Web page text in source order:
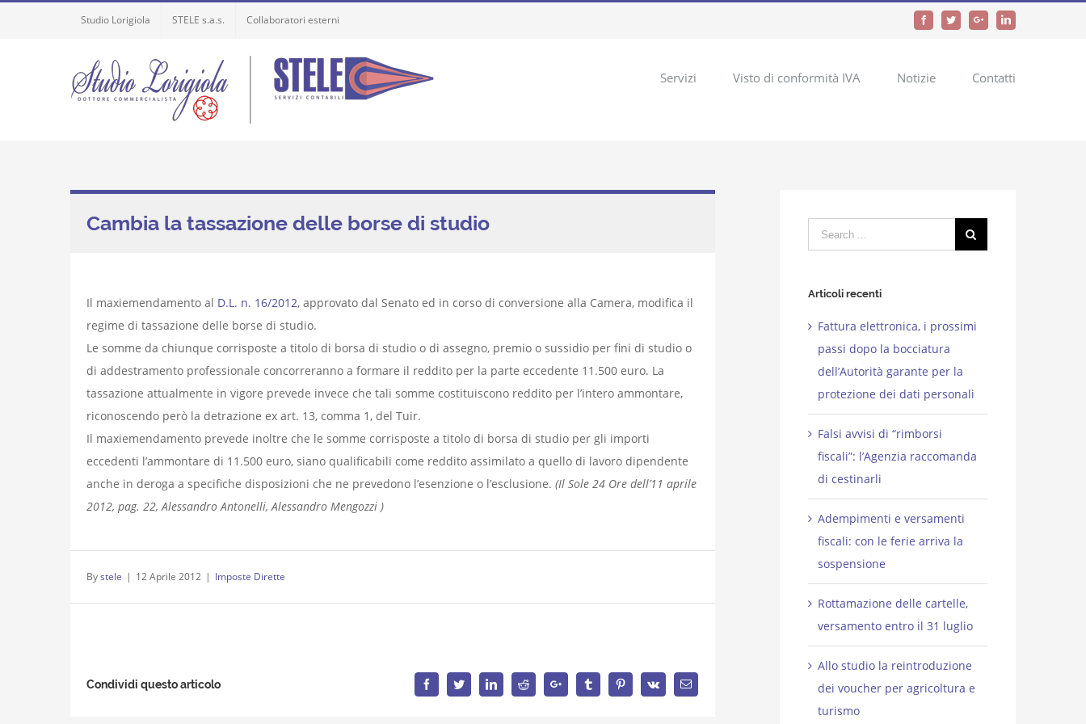
Studio Lorigiola STELE s.a.s. Collaboratori esterni FacebookTwitterGoogle+LinkedIn
Servizi Visto di conformità IVA Notizie Contatti
Cambia la tassazione delle borse di studio
Il maxiemendamento al D.L. n. 16/2012, approvato dal Senato ed in corso di conversione alla Camera, modifica il
regime di tassazione delle borse di studio.
Le somme da chiunque corrisposte a titolo di borsa di studio o di assegno, premio o sussidio per fini di studio o
di addestramento professionale concorreranno a formare il reddito per la parte eccedente 11.500 euro. La
tassazione attualmente in vigore prevede invece che tali somme costituiscono reddito per l’intero ammontare,
riconoscendo però la detrazione ex art. 13, comma 1, del Tuir.
Il maxiemendamento prevede inoltre che le somme corrisposte a titolo di borsa di studio per gli importi
eccedenti l’ammontare di 11.500 euro, siano qualificabili come reddito assimilato a quello di lavoro dipendente
anche in deroga a specifiche disposizioni che ne prevedono l’esenzione o l’esclusione. (Il Sole 24 Ore dell’11 aprile
2012, pag. 22, Alessandro Antonelli, Alessandro Mengozzi )
Bystele | 12 Aprile 2012 | Imposte Dirette
Condividi questo articolo FacebookTwitterLinkedInReddit Google+ Tumblr PinterestVk Email
Search
for:
Articoli recenti
Fattura elettronica, i prossimi
passi dopo la bocciatura
dell’Autorità garante per la
protezione dei dati personali
Falsi avvisi di “rimborsi
fiscali”: l’Agenzia raccomanda
di cestinarli
Adempimenti e versamenti
fiscali: con le ferie arriva la
sospensione
Rottamazione delle cartelle,
versamento entro il 31 luglio
Allo studio la reintroduzione
dei voucher per agricoltura e
turismo